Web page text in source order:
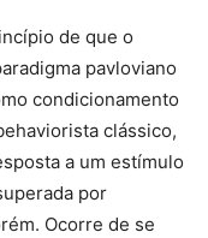
de que o
pavloviano
condicionamento
clássico,
a um estímulo
por
Ocorre de se